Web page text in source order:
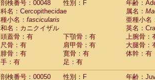
HylobatidaeHylobates agilis
HylobatidaeHylobates klossii (0)
Hylobatidae
HylobatidaeHylobates moloch(2)
Hylobatidae Hylobates muelleri(0)
HylobatidaeHylobates pileatus(3)
Hylobatidae Hylobates
HylobatidaeHylobateshybrid(1)
HylobatidaeNomascus concolor(0)
剖検番号：00048
性別：F
年齢：
科名：Cercopithecidae
属名：
種小名： fascicularis
亜種小名
和名：カニクイザル
英名：
頭蓋骨：有
下顎骨：有
上腕骨：
尺骨：有
肩甲骨：有
大腿骨：
腓骨：有
寛骨：有
体幹：有
手：有
足：有
剖検番号：00050
性別：F
年齢：